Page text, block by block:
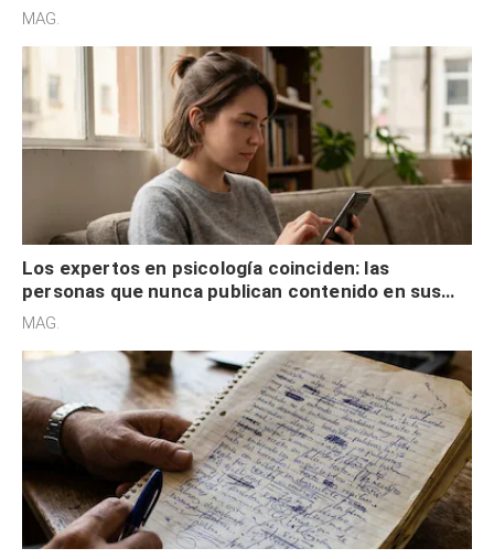
son acumuladores, sino que tienen necesidad de
MAG.
Los expertos en psicología coinciden: las
personas que nunca publican contenido en sus
redes sociales no pretenden buscar validación
MAG.